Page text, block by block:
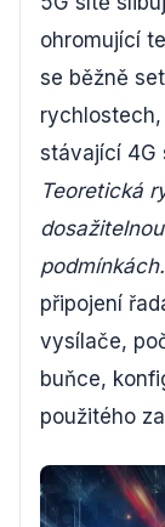
ohromující
se běžně
stávající 4G
Teoretická
podmínkách.
připojení
vysílače,
buňce,
použitého